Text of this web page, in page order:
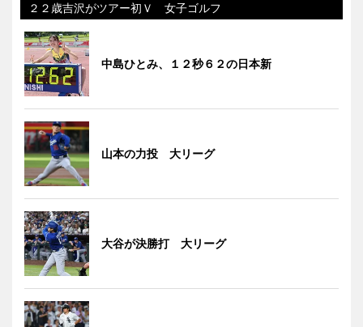
２２歳吉沢がツアー初Ｖ 女子ゴルフ
中島ひとみ、１２秒６２の日本新
山本の力投 大リーグ
大谷が決勝打 大リーグ